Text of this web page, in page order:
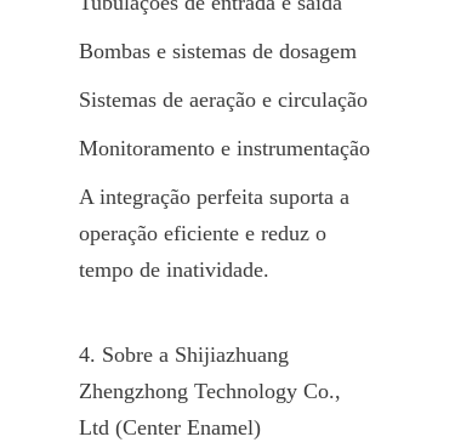
Bombas e sistemas de dosagem
Sistemas de aeração e circulação
Monitoramento e instrumentação
A integração perfeita suporta a
operação eficiente e reduz o
tempo de inatividade.
4. Sobre a Shijiazhuang
Zhengzhong Technology Co.,
Ltd (Center Enamel)